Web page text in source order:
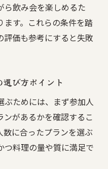
ら飲み会を楽しめるた
ます。これらの条件を踏
評価も参考にすると失敗
び方ポイント
ためには、まず参加人
があるかを確認するこ
数に合ったプランを選ぶ
つ料理の量や質に満足で